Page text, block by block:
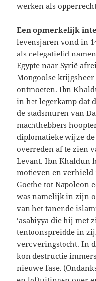
werken als
Een opmerkelijk
levensjaren vond in
als delegatielid
Egypte naar Syrië
Mongoolse krijgsheer
ontmoeten. Ibn
in het legerkamp dat
de stadsmuren van
machthebbers
diplomatieke wijze
overreden af te zien
Levant. Ibn Khaldun
motieven en verhield
Goethe tot Napoleon
was namelijk in zijn
van het tanende
‘asabiyya die hij met
tentoonspreidde in
veroveringstocht. In
kon destructie
nieuwe fase.